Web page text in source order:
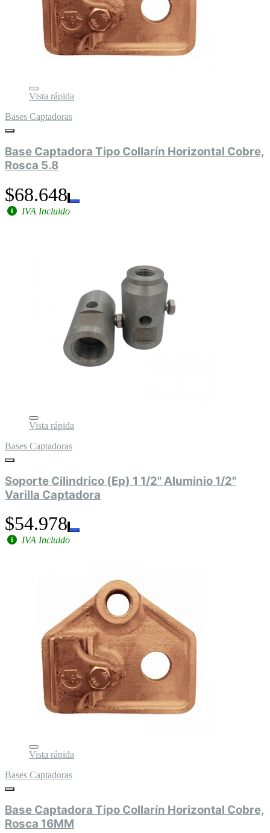
Vista rápida
Bases Captadoras
Base Captadora Tipo Collarín Horizontal Cobre,
Rosca 5.8
$68.648
IVA Incluido
Vista rápida
Bases Captadoras
Soporte Cilindrico (Ep) 1 1/2" Aluminio 1/2"
Varilla Captadora
$54.978
IVA Incluido
Vista rápida
Bases Captadoras
Base Captadora Tipo Collarín Horizontal Cobre,
Rosca 16MM